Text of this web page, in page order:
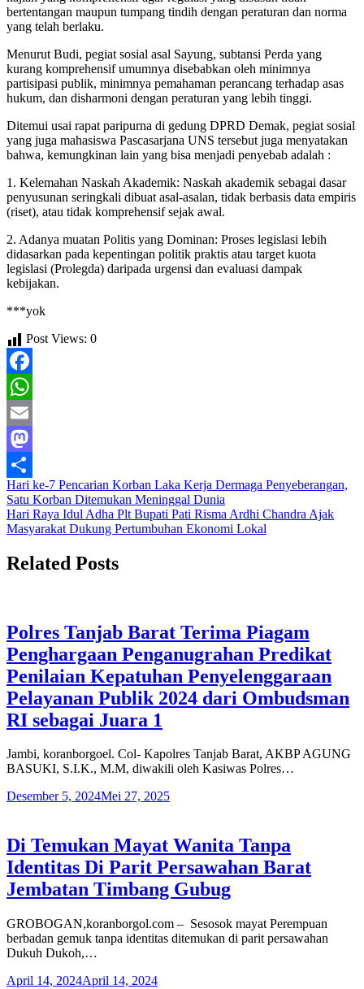
bertentangan maupun tumpang tindih dengan peraturan dan norma
yang telah berlaku.
Menurut Budi, pegiat sosial asal Sayung, subtansi Perda yang
kurang komprehensif umumnya disebabkan oleh minimnya
partisipasi publik, minimnya pemahaman perancang terhadap asas
hukum, dan disharmoni dengan peraturan yang lebih tinggi.
Ditemui usai rapat paripurna di gedung DPRD Demak, pegiat sosial
yang juga mahasiswa Pascasarjana UNS tersebut juga menyatakan
bahwa, kemungkinan lain yang bisa menjadi penyebab adalah :
1. Kelemahan Naskah Akademik: Naskah akademik sebagai dasar
penyusunan seringkali dibuat asal-asalan, tidak berbasis data empiris
(riset), atau tidak komprehensif sejak awal.
2. Adanya muatan Politis yang Dominan: Proses legislasi lebih
didasarkan pada kepentingan politik praktis atau target kuota
legislasi (Prolegda) daripada urgensi dan evaluasi dampak
kebijakan.
***yok
Post Views: 0
Facebook
WhatsApp
Email
Mastodon
Share
Navigasi
pos
Hari ke-7 Pencarian Korban Laka Kerja Dermaga Penyeberangan,
Satu Korban Ditemukan Meninggal Dunia
Hari Raya Idul Adha Plt Bupati Pati Risma Ardhi Chandra Ajak
Masyarakat Dukung Pertumbuhan Ekonomi Lokal
Related Posts
Polres Tanjab Barat Terima Piagam
Penghargaan Penganugrahan Predikat
Penilaian Kepatuhan Penyelenggaraan
Pelayanan Publik 2024 dari Ombudsman
RI sebagai Juara 1
Jambi, koranborgoel. Col- Kapolres Tanjab Barat, AKBP AGUNG
BASUKI, S.I.K., M.M, diwakili oleh Kasiwas Polres…
Desember 5, 2024Mei 27, 2025
Di Temukan Mayat Wanita Tanpa
Identitas Di Parit Persawahan Barat
Jembatan Timbang Gubug
GROBOGAN,koranborgol.com – Sesosok mayat Perempuan
berbadan gemuk tanpa identitas ditemukan di parit persawahan
Dukuh Dukoh,…
April 14, 2024April 14, 2024